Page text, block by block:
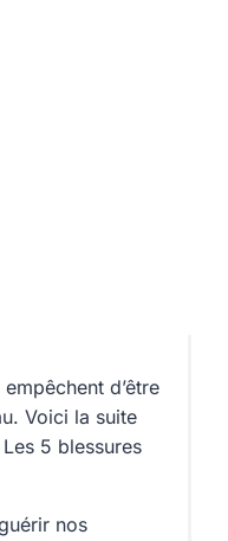
d’être
Voici la suite
5 blessures
nos